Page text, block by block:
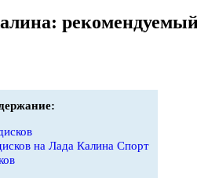
на Лада Калина Спорт